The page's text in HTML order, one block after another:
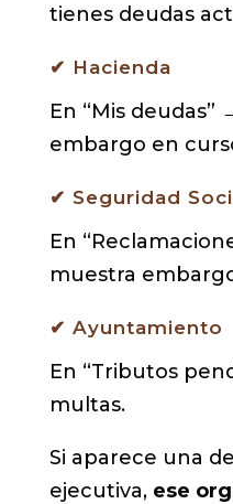
tienes deudas
✔ Hacienda
En “Mis deudas”
embargo en
✔ Seguridad
En
muestra
✔ Ayuntamiento
En “Tributos
multas.
Si aparece una
ejecutiva, ese